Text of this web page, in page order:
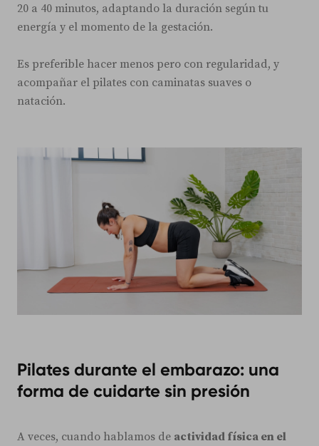
20 a 40 minutos, adaptando la duración según tu
energía y el momento de la gestación.
Es preferible hacer menos pero con regularidad, y
acompañar el pilates con caminatas suaves o
natación.
Pilates durante el embarazo: una
forma de cuidarte sin presión
A veces, cuando hablamos de actividad física en el